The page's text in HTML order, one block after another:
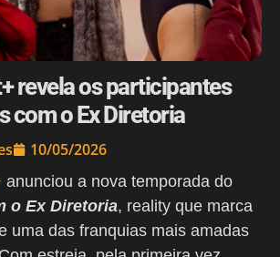
revela os participantes
com o Ex Diretoria
10/05/2026
anunciou a nova temporada do
o Ex Diretoria, reality que marca
uma das franquias mais amadas